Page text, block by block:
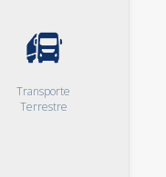
Transporte
Terrestre